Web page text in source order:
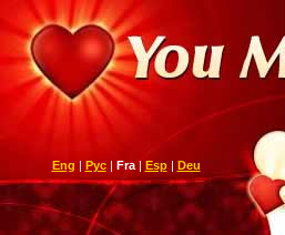
Eng | Рус| Fra| Esp| Deu